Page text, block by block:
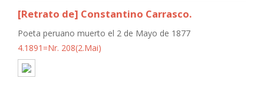
[Retrato de] Constantino Carrasco.
Poeta peruano muerto el 2 de Mayo de 1877
4.1891=Nr. 208(2.Mai)